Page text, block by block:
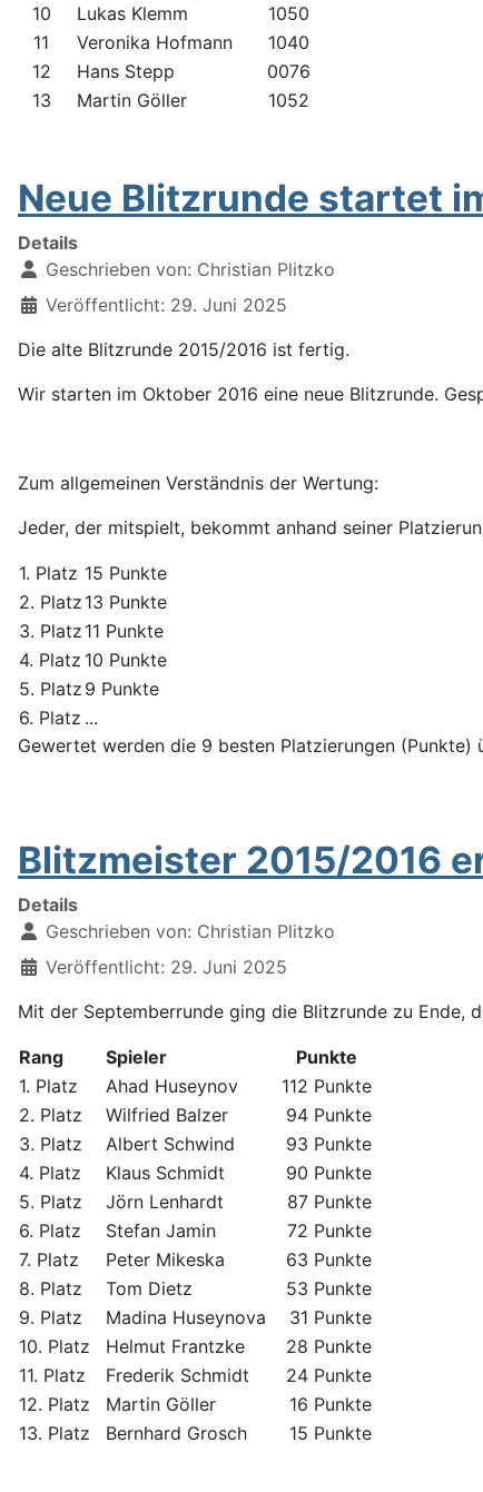
10
Lukas Klemm
1050
11
Veronika Hofmann
1040
12
Hans Stepp
0076
13
Martin Göller 1052
Neue Blitzrunde startet
Details
Geschrieben von: Christian Plitzko
Veröffentlicht: 29. Juni 2025
Die alte Blitzrunde 2015/2016 ist fertig.
Wir starten im Oktober 2016 eine neue Blitzrunde.
Zum allgemeinen Verständnis der Wertung:
Jeder, der mitspielt, bekommt anhand seiner
1. Platz 15 Punkte
2. Platz 13 Punkte
3. Platz 11 Punkte
4. Platz 10 Punkte
5. Platz 9 Punkte
6. Platz ...
Gewertet werden die 9 besten Platzierungen (Punkte)
Blitzmeister 2015/2016
Details
Geschrieben von: Christian Plitzko
Veröffentlicht: 29. Juni 2025
Mit der Septemberrunde ging die Blitzrunde zu Ende,
Rang Spieler
Punkte
1. Platz
Ahad Huseynov
112 Punkte
2. Platz
Wilfried Balzer
94 Punkte
3. Platz
Albert Schwind
93 Punkte
4. Platz
Klaus Schmidt
90 Punkte
5. Platz
Jörn Lenhardt
87 Punkte
6. Platz
Stefan Jamin
72 Punkte
7. Platz
Peter Mikeska
63 Punkte
8. Platz
Tom Dietz
53 Punkte
9. Platz
Madina Huseynova
31 Punkte
10. Platz
Helmut Frantzke
28 Punkte
11. Platz
Frederik Schmidt
24 Punkte
12. Platz
Martin Göller
16 Punkte
13. Platz
Bernhard Grosch 15 Punkte